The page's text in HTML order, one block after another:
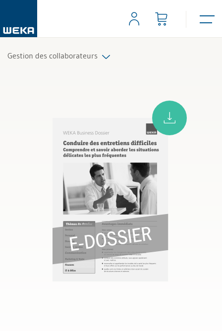
Gestion des collaborateurs